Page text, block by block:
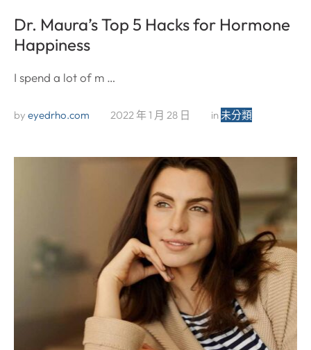
Dr. Maura’s Top 5 Hacks for Hormone
Happiness
I spend a lot of m …
by eyedrho.com 2022 年 1 月 28 日 in 未分類